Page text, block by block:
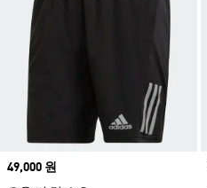
Price
49,000 원